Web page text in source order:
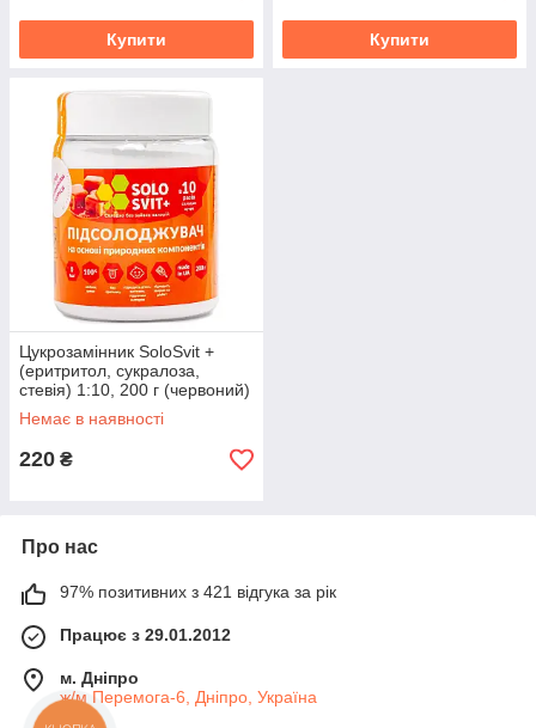
Купити Купити
Цукрозамінник SoloSvit +
(еритритол, сукралоза,
стевія) 1:10, 200 г (червоний)
Немає в наявності
220 ₴
Про нас
97% позитивних з 421 відгука за рік
Працює з 29.01.2012
м. Дніпро
ж/м Перемога-6, Дніпро, Україна